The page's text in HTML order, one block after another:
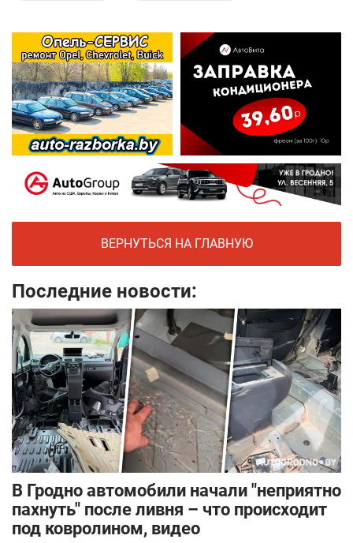
ВЕРНУТЬСЯ НА ГЛАВНУЮ
Последние новости:
В Гродно автомобили начали "неприятно
пахнуть" после ливня – что происходит
под ковролином, видео